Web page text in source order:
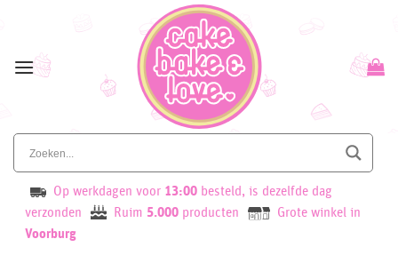
content
Op werkdagen voor 13:00 besteld, is dezelfde dag
verzonden
Ruim 5.000 producten
Grote winkel in
Voorburg